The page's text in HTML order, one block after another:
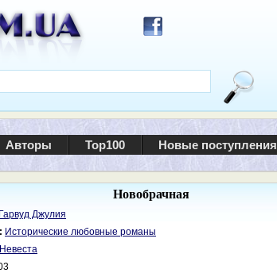
Авторы Top100 Новые поступления
Новобрачная
Гарвуд Джулия
Исторические любовные романы
Невеста